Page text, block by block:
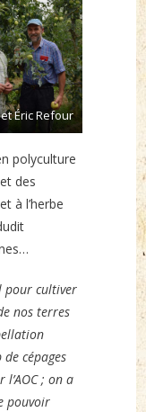
Éric Refour
polyculture
des
à l’herbe
pour cultiver
nos terres
cépages
; on a
pouvoir